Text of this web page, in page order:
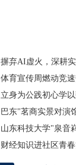
摒弃AI虚火，深耕
体育宣传周燃动竞
立身为公践初心学
巴东"茗商实景对演
山东科技大学"泉音
财经知识进社区青